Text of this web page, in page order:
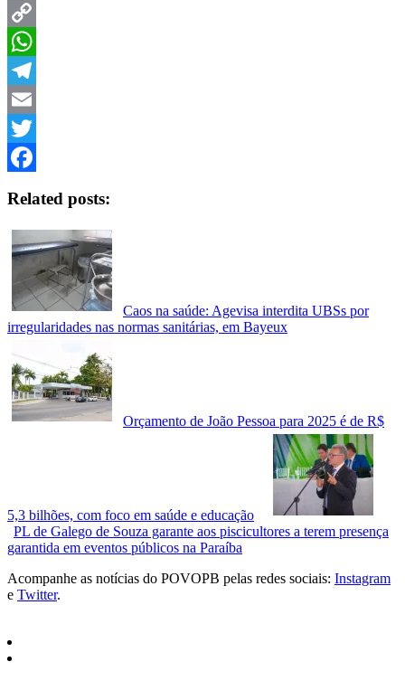
Copy
Link
WhatsApp
Telegram
Email
Twitter
Related posts:
Caos na saúde: Agevisa interdita UBSs por
irregularidades nas normas sanitárias, em Bayeux
Orçamento de João Pessoa para 2025 é de R$
5,3 bilhões, com foco em saúde e educação
PL de Galego de Souza garante aos piscicultores a terem presença
garantida em eventos públicos na Paraíba
Acompanhe as notícias do POVOPB pelas redes sociais: Instagram
e Twitter.